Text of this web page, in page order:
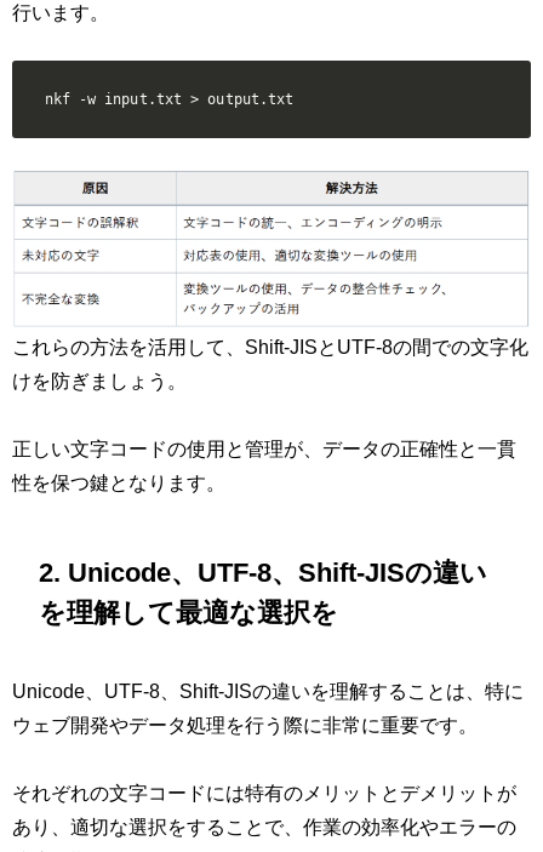
行います。
nkf -w input.txt > output.txt
これらの方法を活用して、Shift-JISとUTF-8の間での文字化
けを防ぎましょう。
正しい文字コードの使用と管理が、データの正確性と一貫
性を保つ鍵となります。
2. Unicode、UTF-8、Shift-JISの違い
を理解して最適な選択を
Unicode、UTF-8、Shift-JISの違いを理解することは、特に
ウェブ開発やデータ処理を行う際に非常に重要です。
それぞれの文字コードには特有のメリットとデメリットが
あり、適切な選択をすることで、作業の効率化やエラーの